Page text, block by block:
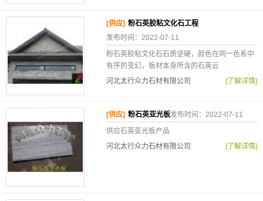
[供应] 粉石英胶粘文化石工程
发布时间：2022-07-11
粉石英胶粘文化石石质坚硬，颜色在同一色系中
有序的变幻，板材本身所含的石英云
河北太行众力石材有限公司
[了解详情]
[供应] 粉石英亚光板发布时间：2022-07-11
供应石英亚光板产品
河北太行众力石材有限公司
[了解详情]